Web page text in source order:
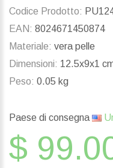
Codice Prodotto:
EAN: 8024671450874
Materiale: vera pelle
Dimensioni: 12.5x9x1
Peso: 0.05 kg
Paese di consegna
$